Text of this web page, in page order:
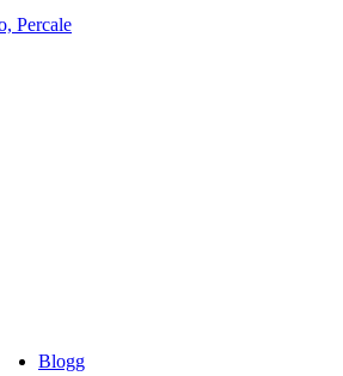
Percale
Blogg